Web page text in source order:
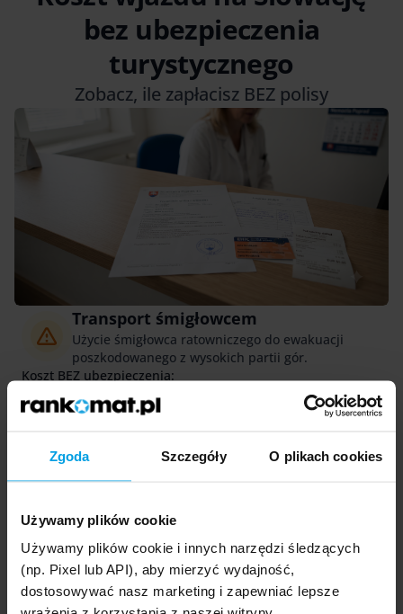
Zgoda Szczegóły O plikach cookies
Używamy plików cookie
Używamy plików cookie i innych narzędzi śledzących
(np. Pixel lub API), aby mierzyć wydajność,
dostosowywać nasz marketing i zapewniać lepsze
bez ubezpieczenia
turystycznego
Zobacz, ile zapłacisz BEZ polisy
Transport śmigłowcem
Użycie śmigłowca ratowniczego do ewakuacji
poszkodowanego z wysokich partii gór.
Koszt BEZ ubezpieczenia:
25 000 zł+
Hospitalizacja na oddziale intensywnej opieki,
operacje, specjalistyczny sprzęt.
150 000 zł+
Infekcja
Prywatna porada lekarska, podstawowe badania
laboratoryjne i recepta.